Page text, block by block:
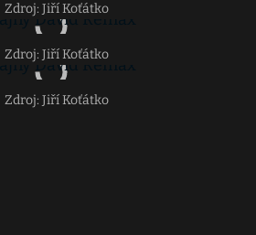
Zdroj: Jiří Koťátko
Zdroj: Jiří Koťátko
Zdroj: Jiří Koťátko